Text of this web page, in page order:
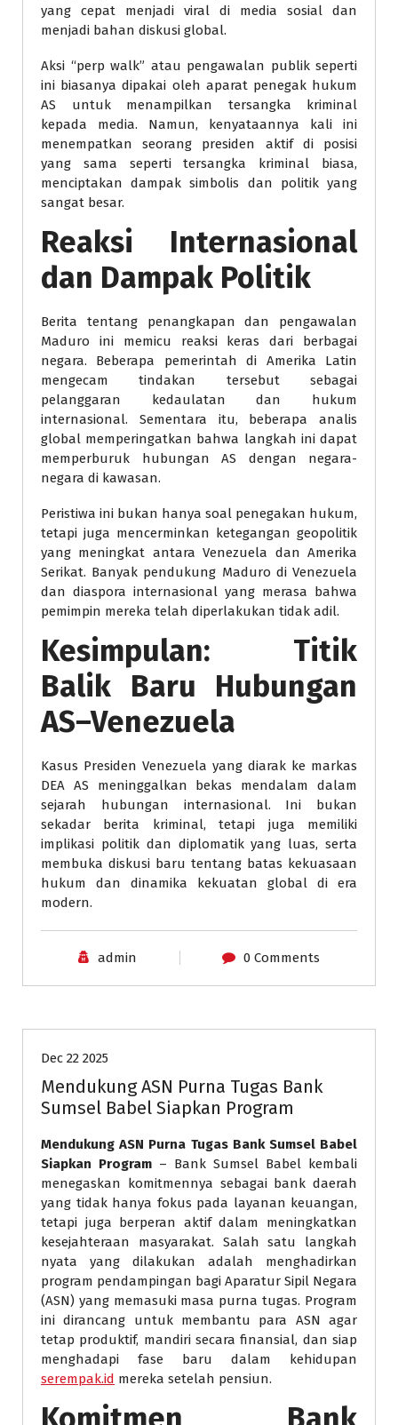
yang cepat menjadi viral di media sosial dan
menjadi bahan diskusi global.
Aksi “perp walk” atau pengawalan publik seperti
ini biasanya dipakai oleh aparat penegak hukum
AS untuk menampilkan tersangka kriminal
kepada media. Namun, kenyataannya kali ini
menempatkan seorang presiden aktif di posisi
yang sama seperti tersangka kriminal biasa,
menciptakan dampak simbolis dan politik yang
sangat besar.
Reaksi Internasional
dan Dampak Politik
Berita tentang penangkapan dan pengawalan
Maduro ini memicu reaksi keras dari berbagai
negara. Beberapa pemerintah di Amerika Latin
mengecam tindakan tersebut sebagai
pelanggaran kedaulatan dan hukum
internasional. Sementara itu, beberapa analis
global memperingatkan bahwa langkah ini dapat
memperburuk hubungan AS dengan negara-
negara di kawasan.
Peristiwa ini bukan hanya soal penegakan hukum,
tetapi juga mencerminkan ketegangan geopolitik
yang meningkat antara Venezuela dan Amerika
Serikat. Banyak pendukung Maduro di Venezuela
dan diaspora internasional yang merasa bahwa
pemimpin mereka telah diperlakukan tidak adil.
Kesimpulan: Titik
Balik Baru Hubungan
AS–Venezuela
Kasus Presiden Venezuela yang diarak ke markas
DEA AS meninggalkan bekas mendalam dalam
sejarah hubungan internasional. Ini bukan
sekadar berita kriminal, tetapi juga memiliki
implikasi politik dan diplomatik yang luas, serta
membuka diskusi baru tentang batas kekuasaan
hukum dan dinamika kekuatan global di era
modern.
admin 0 Comments
Dec 22 2025
Mendukung ASN Purna Tugas Bank
Sumsel Babel Siapkan Program
Mendukung ASN Purna Tugas Bank Sumsel Babel
Siapkan Program – Bank Sumsel Babel kembali
menegaskan komitmennya sebagai bank daerah
yang tidak hanya fokus pada layanan keuangan,
tetapi juga berperan aktif dalam meningkatkan
kesejahteraan masyarakat. Salah satu langkah
nyata yang dilakukan adalah menghadirkan
program pendampingan bagi Aparatur Sipil Negara
(ASN) yang memasuki masa purna tugas. Program
ini dirancang untuk membantu para ASN agar
tetap produktif, mandiri secara finansial, dan siap
menghadapi fase baru dalam kehidupan
serempak.id mereka setelah pensiun.